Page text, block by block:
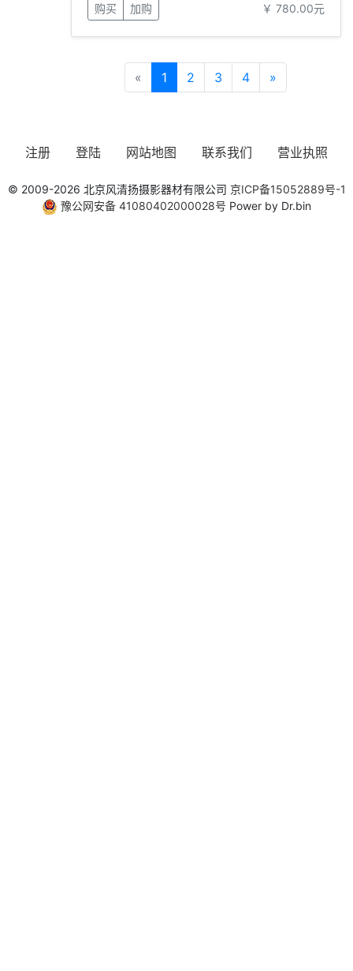
购买 加购 ￥ 780.00元
« 1 2 3 4 »
注册 登陆 网站地图 联系我们 营业执照
© 2009-2026 北京风清扬摄影器材有限公司 京ICP备15052889号-1
豫公网安备 41080402000028号 Power by Dr.bin